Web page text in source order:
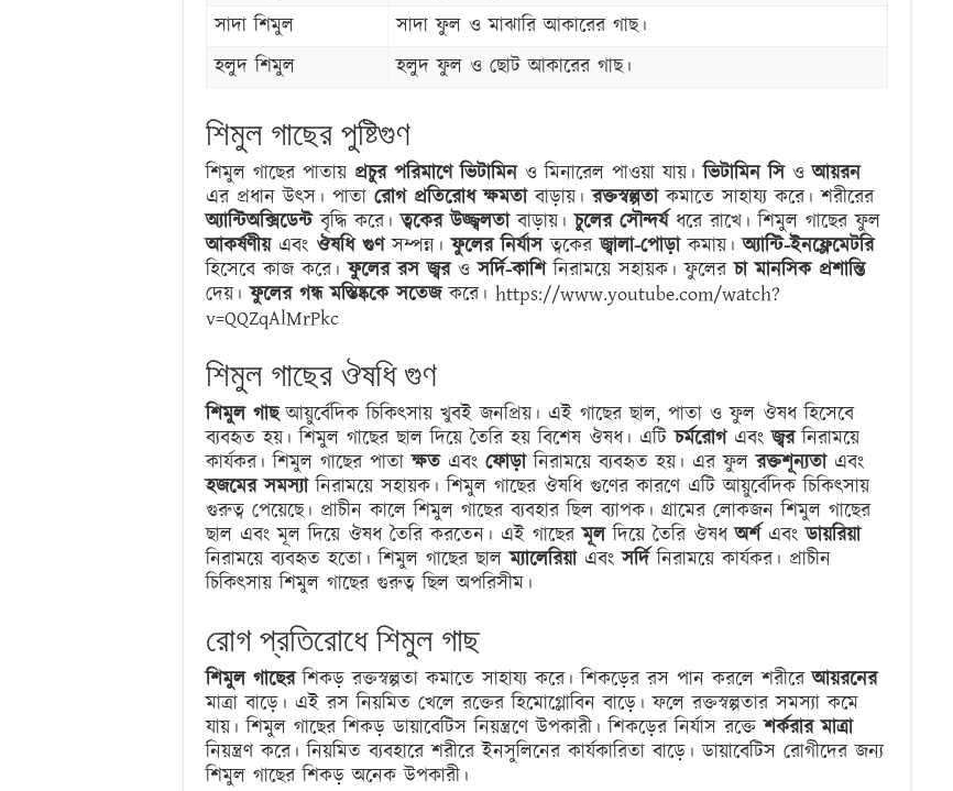
সাদা শিমুল
সাদা ফুল ও মাঝারি আকারের গাছ।
হলুদ শিমুল
হলুদ ফুল ও ছোট আকারের গাছ।
শিমুল গাছের পুষ্টিগুণ
শিমুল গাছের পাতায় প্রচুর পরিমাণে ভিটামিনও মিনারেল পাওয়া যায়।ভিটামিন সিওআয়রন
এর প্রধান উৎস। পাতা রোগ প্রতিরোধ ক্ষমতাবাড়ায়।রক্তস্বল্পতাকমাতে সাহায্য করে। শরীরের
অ্যান্টিঅক্সিডেন্টবৃদ্ধি করে।ত্বকের উজ্জ্বলতাবাড়ায়।চুলের সৌন্দর্যধরে রাখে। শিমুল গাছের ফুল
আকর্ষণীয়এবং ঔষধি গুণসম্পন্ন।ফুলের নির্যাসত্বকেরজ্বালা-পোড়াকমায়।অ্যান্টি-ইনফ্লেমেটরি
হিসেবে কাজ করে।ফুলের রস জ্বরওসর্দি-কাশিনিরাময়ে সহায়ক। ফুলেরচা মানসিক প্রশান্তি
দেয়।ফুলের গন্ধ মস্তিষ্ককে সতেজকরে। https://www.youtube.com/watch?
v=QQZqAlMrPkc
শিমুল গাছের ঔষধি গুণ
শিমুল গাছআয়ুর্বেদিক চিকিৎসায় খুবই জনপ্রিয়। এই গাছের ছাল, পাতা ও ফুল ঔষধ হিসেবে
ব্যবহৃত হয়। শিমুল গাছের ছাল দিয়ে তৈরি হয় বিশেষ ঔষধ। এটিচর্মরোগএবংজ্বরনিরাময়ে
কার্যকর। শিমুল গাছের পাতাক্ষতএবং ফোড়ানিরাময়ে ব্যবহৃত হয়। এর ফুলরক্তশূন্যতাএবং
হজমের সমস্যানিরাময়ে সহায়ক। শিমুল গাছের ঔষধি গুণের কারণে এটি আয়ুর্বেদিক চিকিৎসায়
গুরুত্ব পেয়েছে। প্রাচীন কালে শিমুল গাছের ব্যবহার ছিল ব্যাপক। গ্রামের লোকজন শিমুল গাছের
ছাল এবং মূল দিয়ে ঔষধ তৈরি করতেন। এই গাছেরমূলদিয়ে তৈরি ঔষধঅর্শএবংডায়রিয়া
নিরাময়ে ব্যবহৃত হতো। শিমুল গাছের ছালম্যালেরিয়াএবংসর্দিনিরাময়ে কার্যকর। প্রাচীন
চিকিৎসায় শিমুল গাছের গুরুত্ব ছিল অপরিসীম।
রোগ প্রতিরোধে শিমুল গাছ
শিমুল গাছেরশিকড় রক্তস্বল্পতা কমাতে সাহায্য করে। শিকড়ের রস পান করলে শরীরেআয়রনের
মাত্রা বাড়ে। এই রস নিয়মিত খেলে রক্তের হিমোগ্লোবিন বাড়ে। ফলে রক্তস্বল্পতার সমস্যা কমে
যায়। শিমুল গাছের শিকড় ডায়াবেটিস নিয়ন্ত্রণে উপকারী। শিকড়ের নির্যাস রক্তেশর্করার মাত্রা
নিয়ন্ত্রণ করে। নিয়মিত ব্যবহারে শরীরে ইনসুলিনের কার্যকারিতা বাড়ে। ডায়াবেটিস রোগীদের জন্য
শিমুল গাছের শিকড় অনেক উপকারী।